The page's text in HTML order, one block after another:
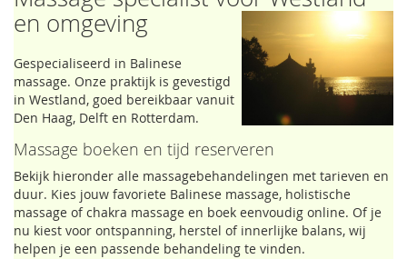
en omgeving
Gespecialiseerd in Balinese
massage. Onze praktijk is gevestigd
in Westland, goed bereikbaar vanuit
Den Haag, Delft en Rotterdam.
Massage boeken en tijd reserveren
Bekijk hieronder alle massagebehandelingen met tarieven en
duur. Kies jouw favoriete Balinese massage, holistische
massage of chakra massage en boek eenvoudig online. Of je
nu kiest voor ontspanning, herstel of innerlijke balans, wij
helpen je een passende behandeling te vinden.